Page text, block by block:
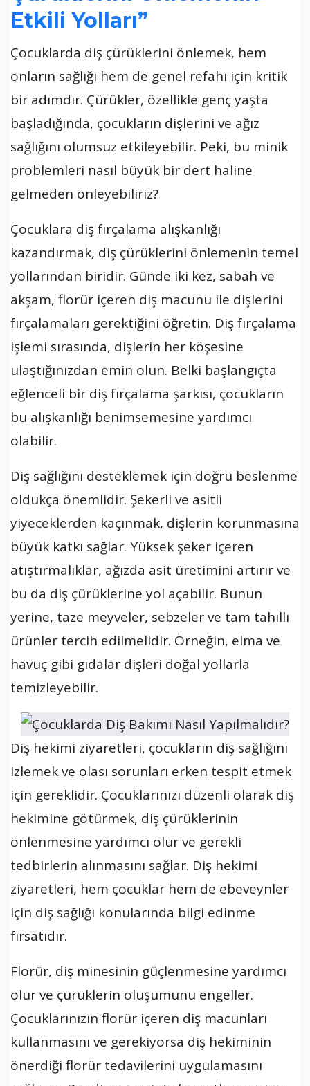
Etkili Yolları”
Çocuklarda diş çürüklerini önlemek, hem
onların sağlığı hem de genel refahı için kritik
bir adımdır. Çürükler, özellikle genç yaşta
başladığında, çocukların dişlerini ve ağız
sağlığını olumsuz etkileyebilir. Peki, bu minik
problemleri nasıl büyük bir dert haline
gelmeden önleyebiliriz?
Çocuklara diş fırçalama alışkanlığı
kazandırmak, diş çürüklerini önlemenin temel
yollarından biridir. Günde iki kez, sabah ve
akşam, florür içeren diş macunu ile dişlerini
fırçalamaları gerektiğini öğretin. Diş fırçalama
işlemi sırasında, dişlerin her köşesine
ulaştığınızdan emin olun. Belki başlangıçta
eğlenceli bir diş fırçalama şarkısı, çocukların
bu alışkanlığı benimsemesine yardımcı
olabilir.
Diş sağlığını desteklemek için doğru beslenme
oldukça önemlidir. Şekerli ve asitli
yiyeceklerden kaçınmak, dişlerin korunmasına
büyük katkı sağlar. Yüksek şeker içeren
atıştırmalıklar, ağızda asit üretimini artırır ve
bu da diş çürüklerine yol açabilir. Bunun
yerine, taze meyveler, sebzeler ve tam tahıllı
ürünler tercih edilmelidir. Örneğin, elma ve
havuç gibi gıdalar dişleri doğal yollarla
temizleyebilir.
Diş hekimi ziyaretleri, çocukların diş sağlığını
izlemek ve olası sorunları erken tespit etmek
için gereklidir. Çocuklarınızı düzenli olarak diş
hekimine götürmek, diş çürüklerinin
önlenmesine yardımcı olur ve gerekli
tedbirlerin alınmasını sağlar. Diş hekimi
ziyaretleri, hem çocuklar hem de ebeveynler
için diş sağlığı konularında bilgi edinme
fırsatıdır.
Florür, diş minesinin güçlenmesine yardımcı
olur ve çürüklerin oluşumunu engeller.
Çocuklarınızın florür içeren diş macunları
kullanmasını ve gerekiyorsa diş hekiminin
önerdiği florür tedavilerini uygulamasını